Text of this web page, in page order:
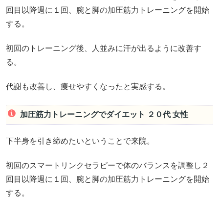
回目以降週に１回、腕と脚の加圧筋力トレーニングを開始
する。
初回のトレーニング後、人並みに汗が出るように改善す
る。
代謝も改善し、痩せやすくなったと実感する。
加圧筋力トレーニングでダイエット ２０代 女性
下半身を引き締めたいということで来院。
初回のスマートリンクセラピーで体のバランスを調整し２
回目以降週に１回、腕と脚の加圧筋力トレーニングを開始
する。